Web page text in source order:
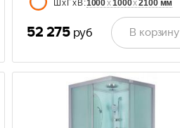
ШхГхВ:1000х1000х2100 мм
52 275 руб В корзину